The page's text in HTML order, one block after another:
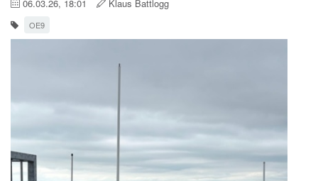
06.03.26, 18:01 Klaus Battlogg
OE9